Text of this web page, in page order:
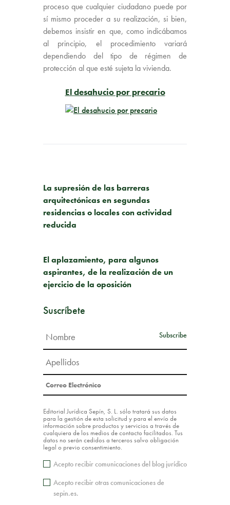
proceso que cualquier ciudadano puede por
sí mismo proceder a su realización, si bien,
debemos insistir en que, como indicábamos
al principio, el procedimiento variará
dependiendo del tipo de régimen de
protección al que esté sujeta la vivienda.
El desahucio por precario
La supresión de las barreras
arquitectónicas en segundas
residencias o locales con actividad
reducida
El aplazamiento, para algunos
aspirantes, de la realización de un
ejercicio de la oposición
Suscríbete
Editorial Jurídica Sepín, S. L. sólo tratará sus datos
para la gestión de esta solicitud y para el envío de
información sobre productos y servicios a través de
cualquiera de los medios de contacto facilitados. Tus
datos no serán cedidos a terceros salvo obligación
legal o previo consentimiento.
Acepto recibir comunicaciones del blog jurídico
Acepto recibir otras comunicaciones de
sepin.es.